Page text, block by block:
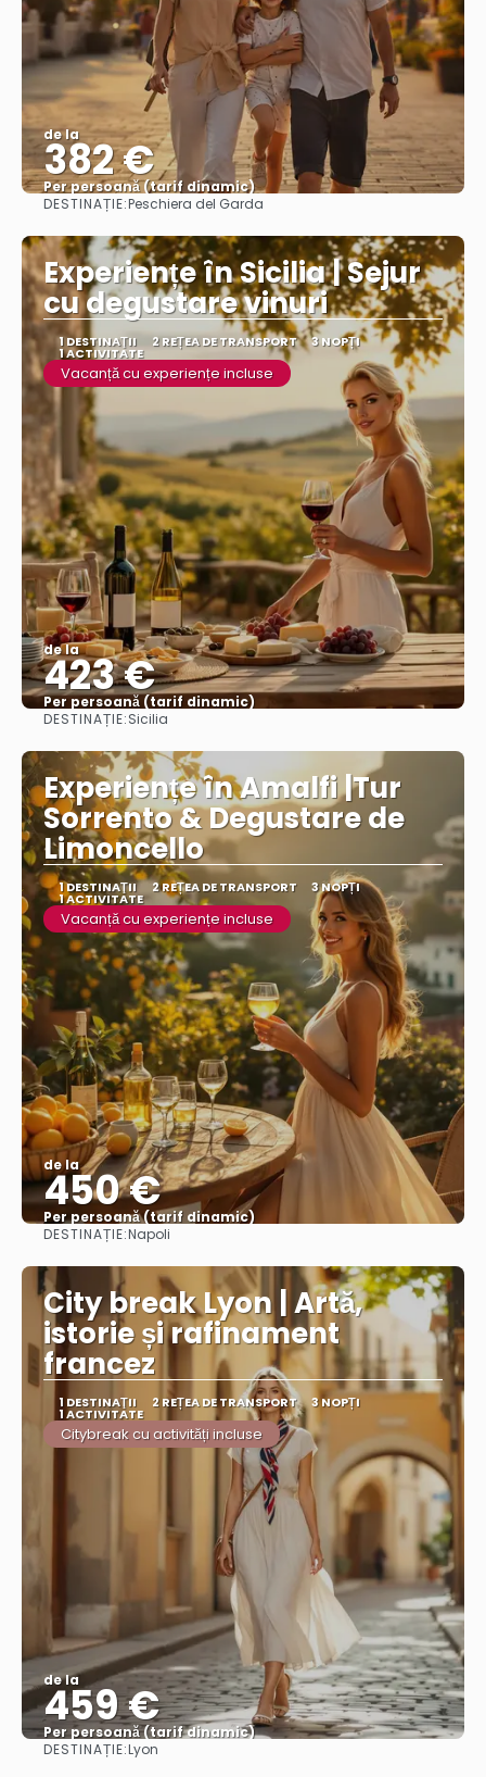
de la
382 €
Per persoană (tarif dinamic)
Vezi mai multe
DESTINAȚIE:Peschiera del Garda
Experiențe în Sicilia | Sejur
cu degustare vinuri
1 DESTINAŢII 2 REȚEA DE TRANSPORT 3 NOPȚI
1 ACTIVITATE
Vacanță cu experiențe incluse
de la
423 €
Per persoană (tarif dinamic)
DESTINAȚIE:Sicilia
Experiențe în Amalfi |Tur
Sorrento & Degustare de
Limoncello
1 DESTINAŢII 2 REȚEA DE TRANSPORT 3 NOPȚI
1 ACTIVITATE
Vacanță cu experiențe incluse
de la
450 €
Per persoană (tarif dinamic)
DESTINAȚIE:Napoli
City break Lyon | Artă,
istorie și rafinament
francez
1 DESTINAŢII 2 REȚEA DE TRANSPORT 3 NOPȚI
1 ACTIVITATE
Citybreak cu activități incluse
de la
459 €
Per persoană (tarif dinamic)
DESTINAȚIE:Lyon